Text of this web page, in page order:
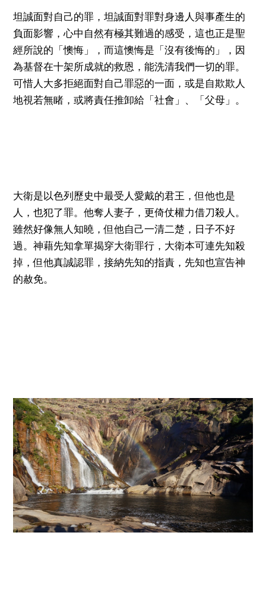
坦誠面對自己的罪，坦誠面對罪對身邊人與事產生的
負面影響，心中自然有極其難過的感受，這也正是聖
經所說的「懊悔」，而這懊悔是「沒有後悔的」，因
為基督在十架所成就的救恩，能洗清我們一切的罪。
可惜人大多拒絕面對自己罪惡的一面，或是自欺欺人
地視若無睹，或將責任推卸給「社會」、「父母」。
大衛是以色列歷史中最受人愛戴的君王，但他也是
人，也犯了罪。他奪人妻子，更倚仗權力借刀殺人。
雖然好像無人知曉，但他自己一清二楚，日子不好
過。神藉先知拿單揭穿大衛罪行，大衛本可連先知殺
掉，但他真誠認罪，接納先知的指責，先知也宣告神
的赦免。